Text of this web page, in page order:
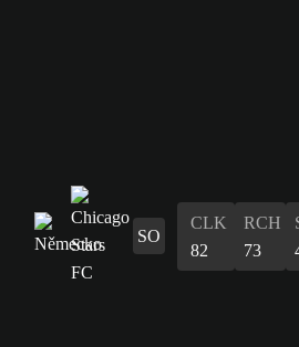
SO
CLK
82
RCH
73